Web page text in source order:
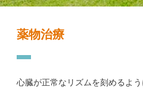
薬物治療
心臓が正常なリズムを刻めるよ